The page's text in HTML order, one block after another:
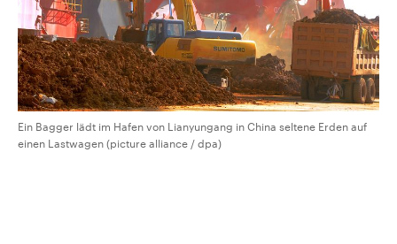
Ein Bagger lädt im Hafen von Lianyungang in China seltene Erden auf
einen Lastwagen (picture alliance / dpa)